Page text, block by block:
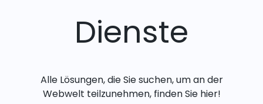
Dienste
Alle Lösungen, die Sie suchen, um an der
Webwelt teilzunehmen, finden Sie hier!